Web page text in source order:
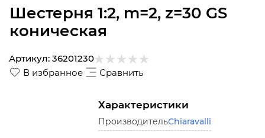
Шестерня 1:2, m=2, z=30 GS
коническая
В избранное Сравнить
Артикул: 36201230
Характеристики
ПроизводительChiaravalli